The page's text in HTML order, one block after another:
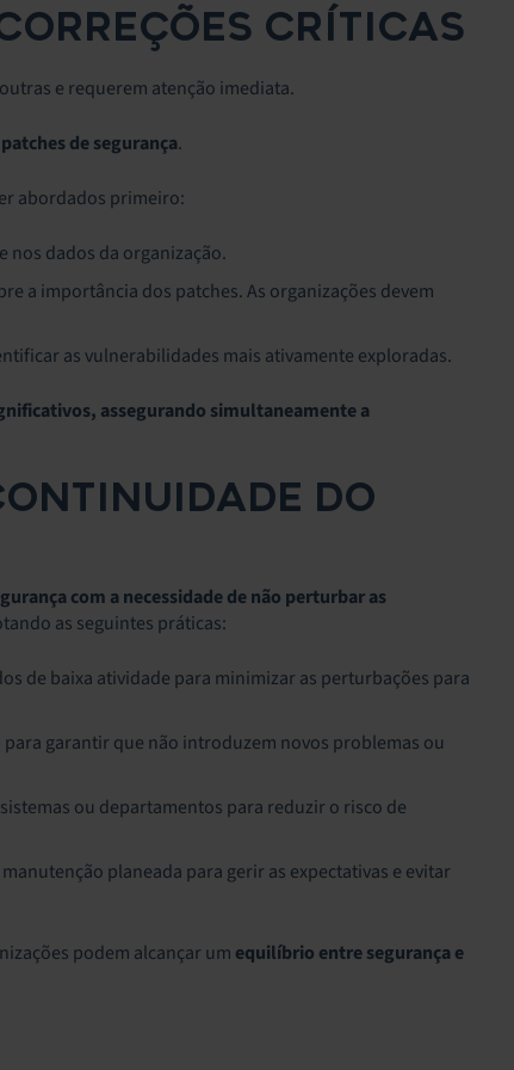
CRÍTICAS
e requerem atenção imediata.
de segurança.
abordados primeiro:
nos dados da organização.
a importância dos patches. As organizações devem
as vulnerabilidades mais ativamente exploradas.
assegurando simultaneamente a
DO
com a necessidade de não perturbar as
as seguintes práticas:
de baixa atividade para minimizar as perturbações para
garantir que não introduzem novos problemas ou
ou departamentos para reduzir o risco de
planeada para gerir as expectativas e evitar
podem alcançar um equilíbrio entre segurança e